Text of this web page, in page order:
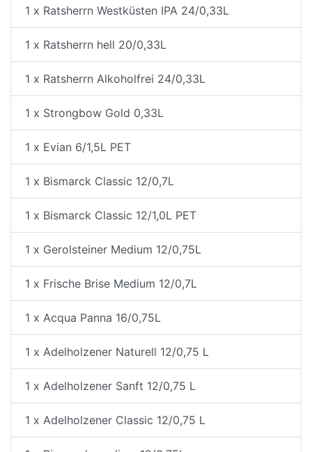
1 x Ratsherrn Westküsten IPA 24/0,33L
1 x Ratsherrn hell 20/0,33L
1 x Ratsherrn Alkoholfrei 24/0,33L
1 x Strongbow Gold 0,33L
1 x Evian 6/1,5L PET
1 x Bismarck Classic 12/0,7L
1 x Bismarck Classic 12/1,0L PET
1 x Gerolsteiner Medium 12/0,75L
1 x Frische Brise Medium 12/0,7L
1 x Acqua Panna 16/0,75L
1 x Adelholzener Naturell 12/0,75 L
1 x Adelholzener Sanft 12/0,75 L
1 x Adelholzener Classic 12/0,75 L